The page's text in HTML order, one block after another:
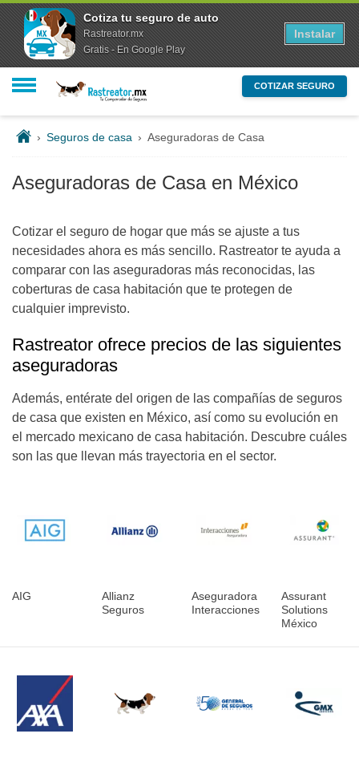
COTIZAR SEGURO
› Seguros de casa › Aseguradoras de Casa
Aseguradoras de Casa en México
Cotizar el seguro de hogar que más se ajuste a tus
necesidades ahora es más sencillo. Rastreator te ayuda a
comparar con las aseguradoras más reconocidas, las
coberturas de casa habitación que te protegen de
cualquier imprevisto.
Rastreator ofrece precios de las siguientes
aseguradoras
Además, entérate del origen de las compañías de seguros
de casa que existen en México, así como su evolución en
el mercado mexicano de casa habitación. Descubre cuáles
son las que llevan más trayectoria en el sector.
AIG
Allianz
Seguros
Aseguradora
Interacciones
Assurant
Solutions
México
Cotiza tu seguro de auto
Rastreator.mx
Gratis - En Google Play
Instalar